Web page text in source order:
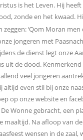
is het Leven. Hij
zonde en het kwaad.
‘Qom Moran men
jongeren met
de dienst legt onze
uit de dood.
veel jongeren
altijd even stil bij onze
op onze website en
Wonne gebracht, een
maaltijd. Na afloop van
wensen in de